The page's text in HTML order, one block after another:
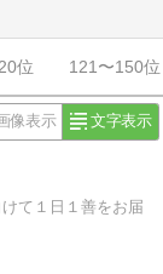
位 121〜150位
像表示 文字表示
て１日１善をお届